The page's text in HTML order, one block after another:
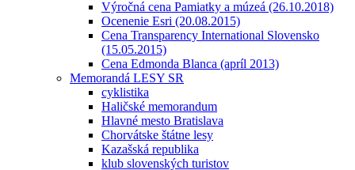
Výročná cena Pamiatky a múzeá (26.10.2018)
Ocenenie Esri (20.08.2015)
Cena Transparency International Slovensko
(15.05.2015)
Cena Edmonda Blanca (apríl 2013)
Memorandá LESY SR
cyklistika
Haličské memorandum
Hlavné mesto Bratislava
Chorvátske štátne lesy
Kazašská republika
klub slovenských turistov